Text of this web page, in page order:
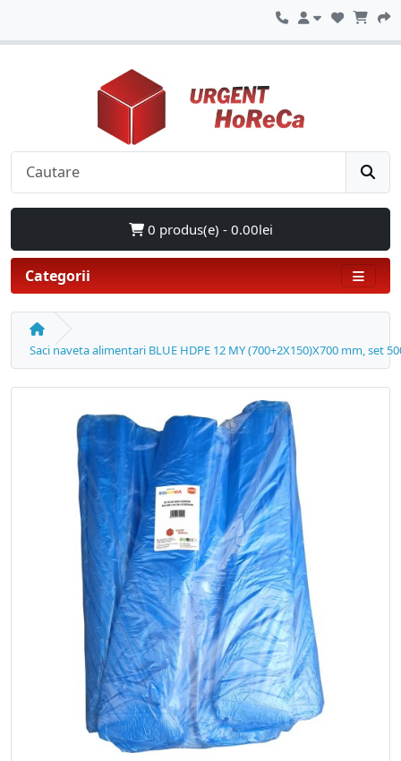
0 produs(e) - 0.00lei
Categorii
Saci naveta alimentari BLUE HDPE 12 MY (700+2X150)X700 mm, set